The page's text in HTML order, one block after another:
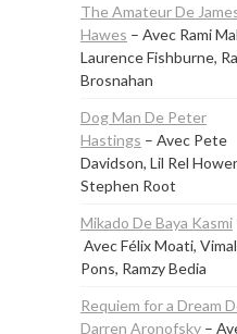
The Amateur De
Hawes – Avec Rami
Laurence Fishburne,
Brosnahan
Dog Man De Peter
Hastings – Avec Pete
Davidson, Lil Rel
Stephen Root
Mikado De Baya Kasmi
Avec Félix Moati,
Pons, Ramzy Bedia
Requiem for a Dream
Darren Aronofsky –